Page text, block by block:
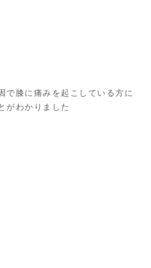
で膝に痛みを起こしている方に
がわかりました